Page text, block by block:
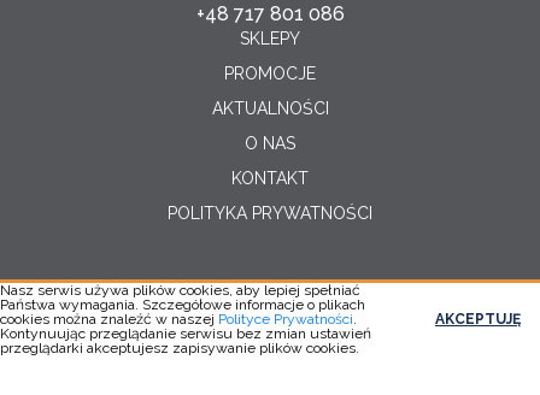
+48 717 801 086
SKLEPY
PROMOCJE
AKTUALNOŚCI
O NAS
KONTAKT
POLITYKA PRYWATNOŚCI
Copyright © 2026
Realizacja:YC
Nasz serwis używa plików cookies, aby lepiej spełniać
Państwa wymagania. Szczegółowe informacje o plikach
cookies można znaleźć w naszej Polityce Prywatności.
Kontynuując przeglądanie serwisu bez zmian ustawień
przeglądarki akceptujesz zapisywanie plików cookies.
AKCEPTUJĘ